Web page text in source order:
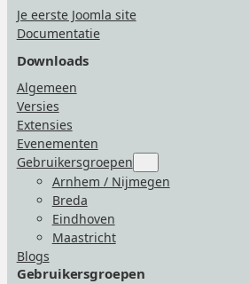
Je eerste Joomla site
Documentatie
Downloads
Algemeen
Versies
Extensies
Evenementen
Gebruikersgroepen
for
“Gebruikersgroepen”
Arnhem / Nijmegen
Breda
Eindhoven
Maastricht
Blogs
Gebruikersgroepen